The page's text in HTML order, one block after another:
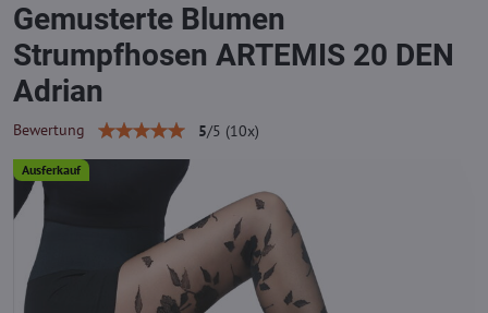
Ausferkauf
Gemusterte Blumen
Strumpfhosen ARTEMIS 20 DEN
Adrian
Bewertung 5/5 (10x)